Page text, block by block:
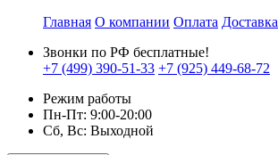
Главная О компании Оплата Доставка
Звонки по РФ бесплатные!
+7 (499) 390-51-33 +7 (925) 449-68-72
Режим работы
Пн-Пт: 9:00-20:00
Сб, Вс: Выходной